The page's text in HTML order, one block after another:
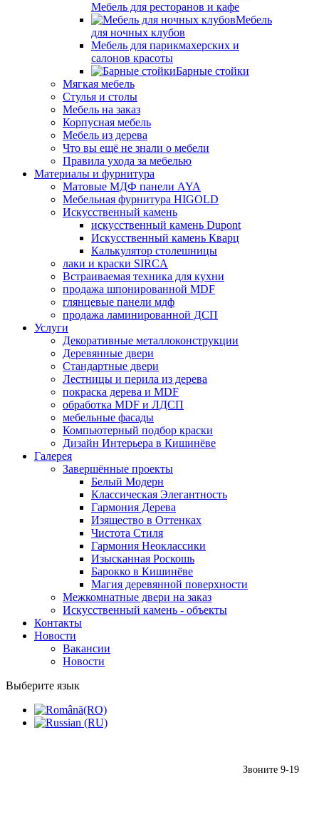
Мебель для ресторанов и кафе
Мебель
для ночных клубов
Мебель для парикмахерских и
салонов красоты
Барные стойки
Мягкая мебель
Стулья и столы
Мебель на заказ
Корпусная мебель
Мебель из дерева
Что вы ещё не знали о мебели
Правила ухода за мебелью
Материалы и фурнитура
Матовые МДФ панели AYA
Мебельная фурнитура HIGOLD
Искусственный камень
искусственный камень Dupont
Искусственный камень Кварц
Калькулятор столешницы
лаки и краски SIRCA
Встраиваемая техника для кухни
продажа шпонированной MDF
глянцевые панели мдф
продажа ламинированной ДСП
Услуги
Декоративные металлоконструкции
Деревянные двери
Стандартные двери
Лестницы и перила из дерева
покраска дерева и MDF
обработка MDF и ЛДСП
мебельные фасады
Компьютерный подбор краски
Дизайн Интерьера в Кишинёве
Галерея
Завершённые проекты
Белый Модерн
Классическая Элегантность
Гармония Дерева
Изящество в Оттенках
Чистота Стиля
Гармония Неоклассики
Изысканная Роскошь
Барокко в Кишинёве
Магия деревянной поверхности
Межкомнатные двери на заказ
Искусственный камень - объекты
Контакты
Новости
Вакансии
Новости
Выберите язык
Звоните 9-19